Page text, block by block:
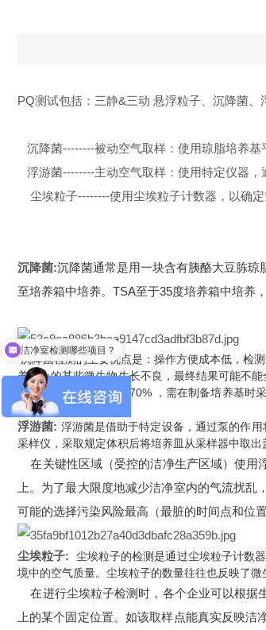
PQ测试包括：三静&三动 悬浮粒子、沉降菌、
沉降菌--------被动空气取样：使用琼脂培养基
浮游菌--------主动空气取样：使用特定仪器，
尘埃粒子--------使用尘埃粒子计数器，以确
沉降菌:沉降菌通常是用一块含有胰酪大豆胨
至培养箱中培养。TSA至于35度培养箱中培养
沉降菌检测的主要优点是：操作方便成本低，检
养基上的某些微生物生长不良，最终结果可能不
生物回收率回收率高于70% ，需在制备培养基时
造成的影响。
浮游菌: 浮游菌是借助于特定设备，通过泵的作
采样仪，采取规定体积后将培养皿从采样器中取
在关键性区域（受控的洁净生产区域）使用
上。为了最大限度地减少洁净室内的气流扰
可能的选择污染风险最高（最脏的时间点和位
尘埃粒子:
尘埃粒子的检测是通过尘埃粒子计数
境中的空气质量。尘埃粒子的数量往往也反映了
在进行尘埃粒子检测时，各个企业可以根据
上的某个固定位置。如该取样点能真实反映
洁净室检测哪些项目？